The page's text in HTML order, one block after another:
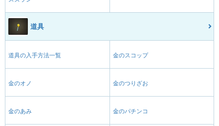
道具
道具の入手方法一覧 金のスコップ
金のオノ 金のつりざお
金のあみ 金のパチンコ